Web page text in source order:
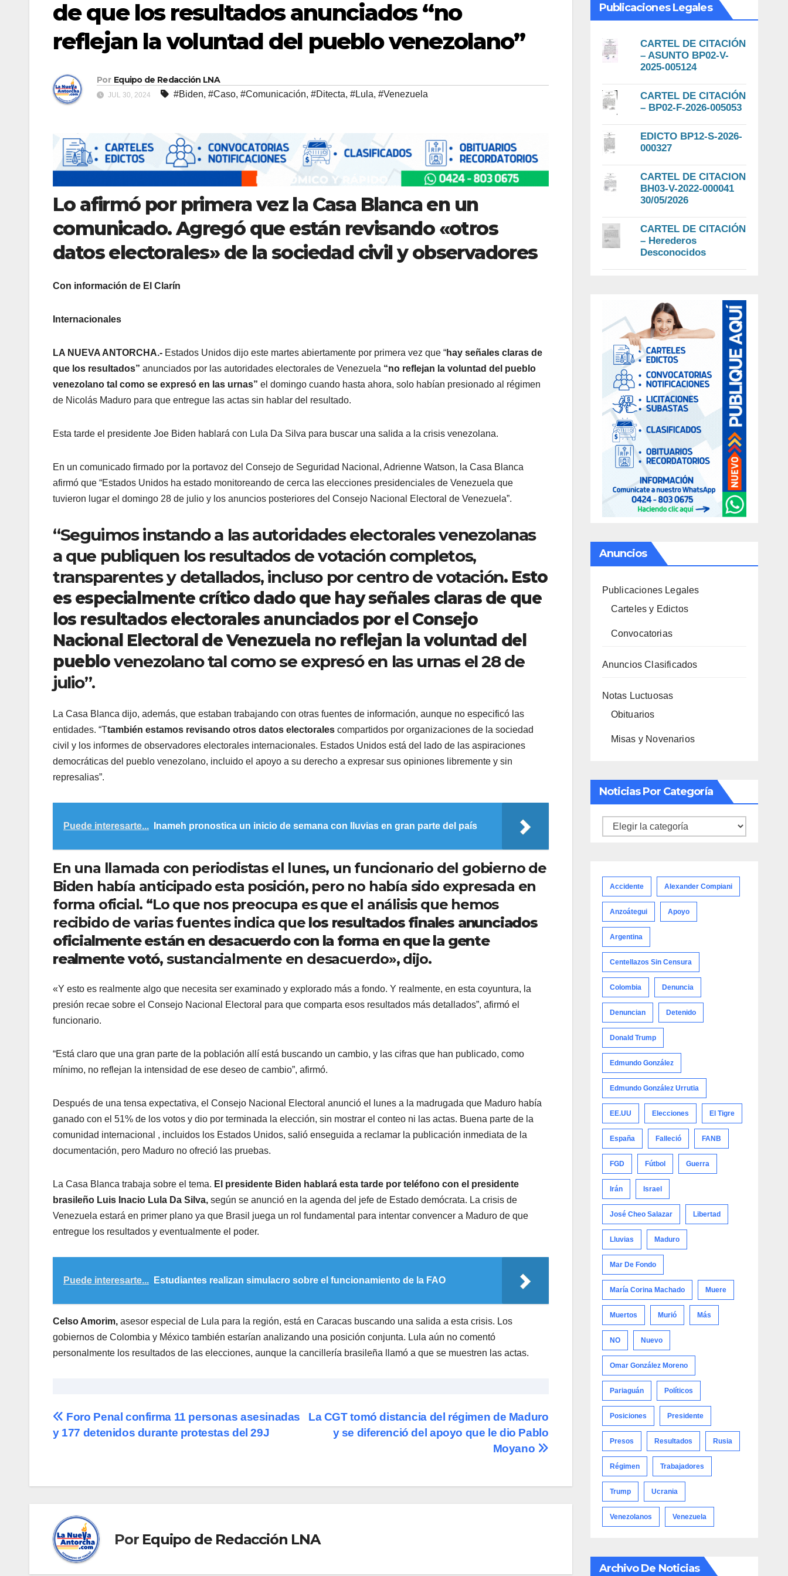
de que los resultados anunciados “no
reflejan la voluntad del pueblo venezolano”
Por Equipo de Redacción LNA
JUL 30, 2024 #Biden, #Caso, #Comunicación, #Ditecta, #Lula, #Venezuela
Lo afirmó por primera vez la Casa Blanca en un
comunicado. Agregó que están revisando «otros
datos electorales» de la sociedad civil y observadores
Con información de El Clarín
Internacionales
LA NUEVA ANTORCHA.- Estados Unidos dijo este martes abiertamente por primera vez que “hay señales claras de
que los resultados” anunciados por las autoridades electorales de Venezuela “no reflejan la voluntad del pueblo
venezolano tal como se expresó en las urnas” el domingo cuando hasta ahora, solo habían presionado al régimen
de Nicolás Maduro para que entregue las actas sin hablar del resultado.
Esta tarde el presidente Joe Biden hablará con Lula Da Silva para buscar una salida a la crisis venezolana.
En un comunicado firmado por la portavoz del Consejo de Seguridad Nacional, Adrienne Watson, la Casa Blanca
afirmó que “Estados Unidos ha estado monitoreando de cerca las elecciones presidenciales de Venezuela que
tuvieron lugar el domingo 28 de julio y los anuncios posteriores del Consejo Nacional Electoral de Venezuela”.
“Seguimos instando a las autoridades electorales venezolanas
a que publiquen los resultados de votación completos,
transparentes y detallados, incluso por centro de votación. Esto
es especialmente crítico dado que hay señales claras de que
los resultados electorales anunciados por el Consejo
Nacional Electoral de Venezuela no reflejan la voluntad del
pueblovenezolano tal como se expresó en las urnas el 28 de
julio”.
La Casa Blanca dijo, además, que estaban trabajando con otras fuentes de información, aunque no especificó las
entidades. “Ttambién estamos revisando otros datos electorales compartidos por organizaciones de la sociedad
civil y los informes de observadores electorales internacionales. Estados Unidos está del lado de las aspiraciones
democráticas del pueblo venezolano, incluido el apoyo a su derecho a expresar sus opiniones libremente y sin
represalias”.
Puede interesarte... Inameh pronostica un inicio de semana con lluvias en gran parte del país
En una llamada con periodistas el lunes, un funcionario del gobierno de
Biden había anticipado esta posición, pero no había sido expresada en
forma oficial. “Lo que nos preocupa es que el análisis que hemos
recibido de varias fuentes indica quelos resultados finales anunciados
oficialmente están en desacuerdo con la forma en que la gente
realmente votó, sustancialmente en desacuerdo», dijo.
«Y esto es realmente algo que necesita ser examinado y explorado más a fondo. Y realmente, en esta coyuntura, la
presión recae sobre el Consejo Nacional Electoral para que comparta esos resultados más detallados”, afirmó el
funcionario.
“Está claro que una gran parte de la población allí está buscando un cambio, y las cifras que han publicado, como
mínimo, no reflejan la intensidad de ese deseo de cambio”, afirmó.
Después de una tensa expectativa, el Consejo Nacional Electoral anunció el lunes a la madrugada que Maduro había
ganado con el 51% de los votos y dio por terminada la elección, sin mostrar el conteo ni las actas. Buena parte de la
comunidad internacional , incluidos los Estados Unidos, salió enseguida a reclamar la publicación inmediata de la
documentación, pero Maduro no ofreció las pruebas.
La Casa Blanca trabaja sobre el tema. El presidente Biden hablará esta tarde por teléfono con el presidente
brasileño Luis Inacio Lula Da Silva, según se anunció en la agenda del jefe de Estado demócrata. La crisis de
Venezuela estará en primer plano ya que Brasil juega un rol fundamental para intentar convencer a Maduro de que
entregue los resultados y eventualmente el poder.
Puede interesarte... Estudiantes realizan simulacro sobre el funcionamiento de la FAO
Celso Amorim, asesor especial de Lula para la región, está en Caracas buscando una salida a esta crisis. Los
gobiernos de Colombia y México también estarían analizando una posición conjunta. Lula aún no comentó
personalmente los resultados de las elecciones, aunque la cancillería brasileña llamó a que se muestren las actas.
Navegación
de
La CGT tomó distancia del régimen de Maduro
y se diferenció del apoyo que le dio Pablo
Moyano
Foro Penal confirma 11 personas asesinadas
y 177 detenidos durante protestas del 29J
Por Equipo de Redacción LNA
Publicaciones Legales
CARTEL DE CITACIÓN
– ASUNTO BP02-V-
2025-005124
CARTEL DE CITACIÓN
– BP02-F-2026-005053
EDICTO BP12-S-2026-
000327
CARTEL DE CITACION
BH03-V-2022-000041
30/05/2026
CARTEL DE CITACIÓN
– Herederos
Desconocidos
Anuncios
Publicaciones Legales
Carteles y Edictos
Convocatorias
Anuncios Clasificados
Notas Luctuosas
Obituarios
Misas y Novenarios
Noticias Por Categoría
Noticias
Accidente Alexander Compiani
Anzoátegui Apoyo
Argentina
Centellazos Sin Censura
Colombia Denuncia
Denuncian Detenido
Donald Trump
Edmundo González
Edmundo González Urrutia
EE.UU Elecciones El Tigre
España Falleció FANB
FGD Fútbol Guerra
Irán Israel
José Cheo Salazar Libertad
Lluvias Maduro
Mar De Fondo
María Corina Machado Muere
Muertos Murió Más
NO Nuevo
Omar González Moreno
Pariaguán Políticos
Posiciones Presidente
Presos Resultados Rusia
Régimen Trabajadores
Trump Ucrania
Venezolanos Venezuela
Archivo De Noticias